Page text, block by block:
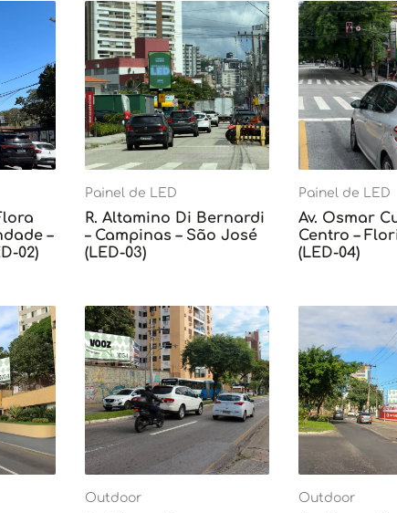
–
02)
Painel de LED
R. Altamino Di Bernardi
– Campinas – São José
(LED-03)
Painel de LED
Av. Osmar
Centro –
(LED-04)
Outdoor Outdoor